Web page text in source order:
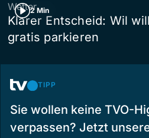
2 Min
Wetter
Klarer Entscheid: Wil
gratis parkieren
TIPP
Sie wollen keine TVO-
verpassen? Jetzt